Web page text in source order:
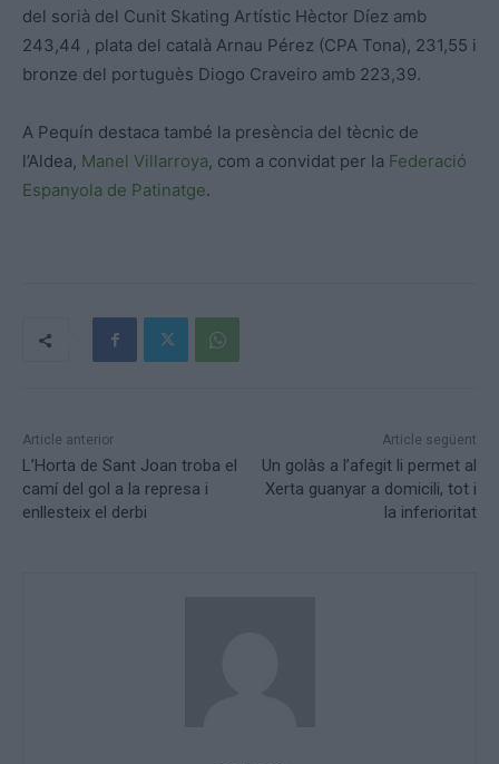
del sorià del Cunit Skating Artístic Hèctor Díez amb
243,44 , plata del català Arnau Pérez (CPA Tona), 231,55 i
bronze del portuguès Diogo Craveiro amb 223,39.
A Pequín destaca també la presència del tècnic de
l’Aldea, Manel Villarroya, com a convidat per la Federació
Espanyola de Patinatge.
Article anterior
L’Horta de Sant Joan troba el
camí del gol a la represa i
enllesteix el derbi
Article següent
Un golàs a l’afegit li permet al
Xerta guanyar a domicili, tot i
la inferioritat